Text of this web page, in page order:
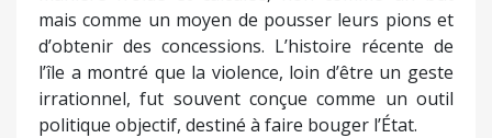
mais comme un moyen de pousser leurs pions et
d’obtenir des concessions. L’histoire récente de
l’île a montré que la violence, loin d’être un geste
irrationnel, fut souvent conçue comme un outil
politique objectif, destiné à faire bouger l’État.